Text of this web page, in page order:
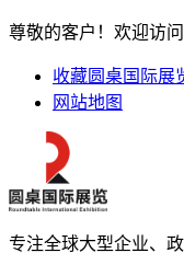
尊敬的客户！欢迎访问
收藏圆桌国际展
网站地图
专注全球大型企业、